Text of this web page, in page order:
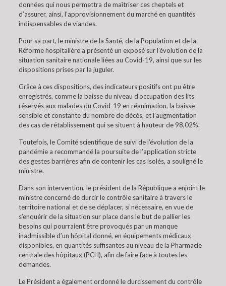
données qui nous permettra de maîtriser ces cheptels et
d’assurer, ainsi, l’approvisionnement du marché en quantités
indispensables de viandes.
Pour sa part, le ministre de la Santé, de la Population et de la
Réforme hospitalière a présenté un exposé sur l’évolution de la
situation sanitaire nationale liées au Covid-19, ainsi que sur les
dispositions prises par la juguler.
Grâce à ces dispositions, des indicateurs positifs ont pu être
enregistrés, comme la baisse du niveau d’occupation des lits
réservés aux malades du Covid-19 en réanimation, la baisse
sensible et constante du nombre de décès, et l’augmentation
des cas de rétablissement qui se situent à hauteur de 98,02%.
Toutefois, le Comité scientifique de suivi de l’évolution de la
pandémie a recommandé la poursuite de l’application stricte
des gestes barrières afin de contenir les cas isolés, a souligné le
ministre.
Dans son intervention, le président de la République a enjoint le
ministre concerné de durcir le contrôle sanitaire à travers le
territoire national et de se déplacer, si nécessaire, en vue de
s’enquérir de la situation sur place dans le but de pallier les
besoins qui pourraient être provoqués par un manque
inadmissible d’un hôpital donné, en équipements médicaux
disponibles, en quantités suffisantes au niveau de la Pharmacie
centrale des hôpitaux (PCH), afin de faire face à toutes les
demandes.
Le Président a également ordonné le durcissement du contrôle